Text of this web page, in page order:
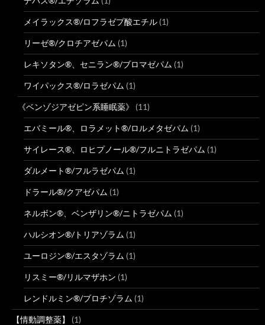
メイラックス®/ロフラゼプ酸エチル (1)
リーゼ®/クロチアゼパム (1)
レキソタン®、セニラン®/ブロマゼパム (1)
ワイパックス®/ロラゼパム (1)
《ベンゾジアゼピン系睡眠薬》 (11)
エバミール®、ロラメット®/ロルメタゼパム (1)
サイレース®、ロヒプノール®/フルニトラゼパム (1)
ダルメート®/フルラゼパム (1)
ドラール®/クアゼパム (1)
ネルボン®、ベンザリン®/ニトラゼパム (1)
ハルシオン®/トリアゾラム (1)
ユーロジン®/エスタゾラム (1)
リスミー®/リルマザホン (1)
レンドルミン®/ブロチゾラム (1)
【情動調整薬】 (1)